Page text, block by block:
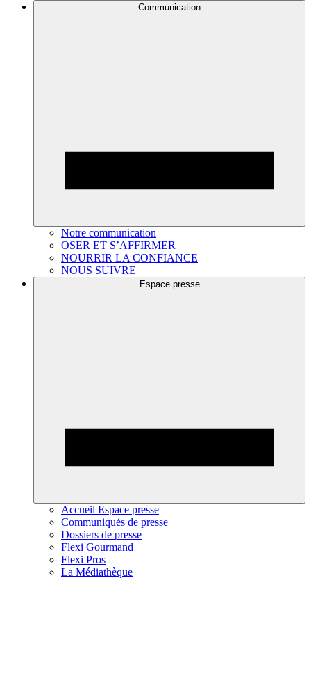
Communication
Notre communication
OSER ET S’AFFIRMER
NOURRIR LA CONFIANCE
NOUS SUIVRE
Espace presse
Accueil Espace presse
Communiqués de presse
Dossiers de presse
Flexi Gourmand
Flexi Pros
La Médiathèque